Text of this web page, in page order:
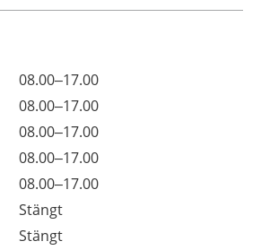
08.00–17.00
08.00–17.00
08.00–17.00
08.00–17.00
08.00–17.00
Stängt
Stängt